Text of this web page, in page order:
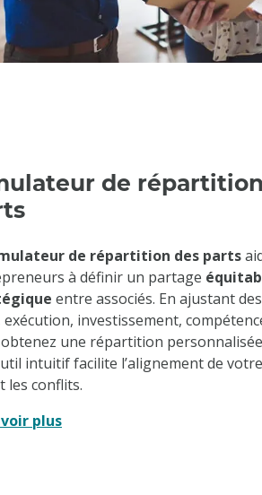
de
de répartition des parts
à définir un partage
entre associés. En ajustant
exécution, investissement,
une répartition
intuitif facilite l’alignement de
les conflits.
plus